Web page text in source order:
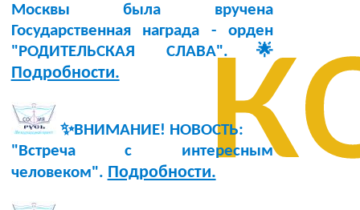
Москвы была вручена
Государственная награда - орден
"РОДИТЕЛЬСКАЯ СЛАВА".🌟
Подробности.
✨ВНИМАНИЕ! НОВОСТЬ:
"Встреча с интересным
человеком". Подробности.